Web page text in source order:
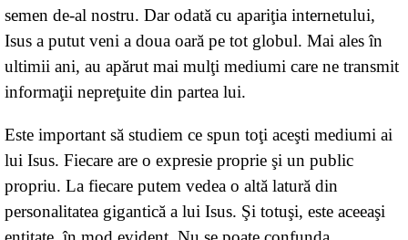
semen de-al nostru. Dar odată cu apariţia internetului,
Isus a putut veni a doua oară pe tot globul. Mai ales în
ultimii ani, au apărut mai mulţi mediumi care ne transmit
informaţii nepreţuite din partea lui.
Este important să studiem ce spun toţi aceşti mediumi ai
lui Isus. Fiecare are o expresie proprie şi un public
propriu. La fiecare putem vedea o altă latură din
personalitatea gigantică a lui Isus. Şi totuşi, este aceeaşi